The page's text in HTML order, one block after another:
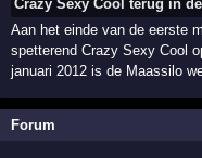
Crazy Sexy Cool terug in
Aan het einde van de eerste
spetterend Crazy Sexy Cool
januari 2012 is de Maassilo
Forum